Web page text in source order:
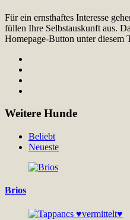
Für ein ernsthaftes Interesse
füllen Ihre Selbstauskunft aus.
Homepage-Button unter diesem
Weitere Hunde
Beliebt
Neueste
Brios